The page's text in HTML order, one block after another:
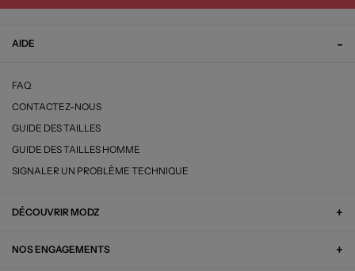
AIDE
FAQ
CONTACTEZ-NOUS
GUIDE DES TAILLES
GUIDE DES TAILLES HOMME
SIGNALER UN PROBLÈME TECHNIQUE
DÉCOUVRIR MODZ
NOS ENGAGEMENTS